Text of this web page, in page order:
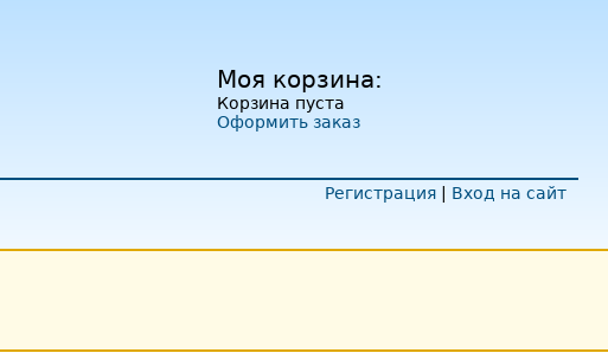
Моя корзина:
Корзина пуста
Оформить заказ
Регистрация
Вход на сайт